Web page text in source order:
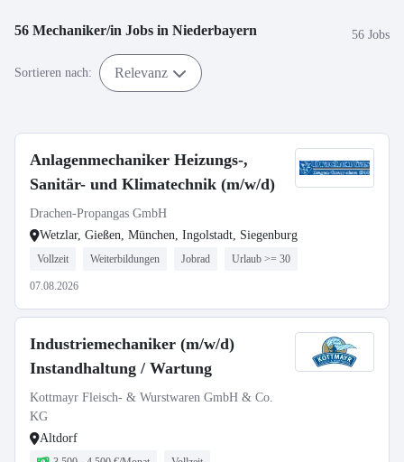
56 Mechaniker/in Jobs in Niederbayern 56 Jobs
Sortieren nach: Relevanz
Anlagenmechaniker Heizungs-,
Sanitär- und Klimatechnik (m/w/d)
Drachen-Propangas GmbH
Wetzlar, Gießen, München, Ingolstadt, Siegenburg
Vollzeit Weiterbildungen Jobrad Urlaub >= 30
07.08.2026
Industriemechaniker (m/w/d)
Instandhaltung / Wartung
Kottmayr Fleisch- & Wurstwaren GmbH & Co.
KG
Altdorf